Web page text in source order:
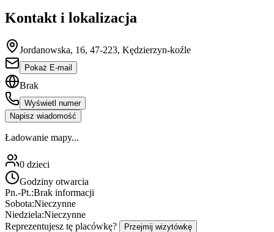
Kontakt i lokalizacja
Jordanowska, 16, 47-223, Kędzierzyn-koźle
Pokaż E-mail
Brak
Wyświetl numer
Napisz wiadomość
Ładowanie mapy...
0 dzieci
Godziny otwarcia
Pn.-Pt.:Brak informacji
Sobota:Nieczynne
Niedziela:Nieczynne
Reprezentujesz tę placówkę?
Przejmij wizytówkę